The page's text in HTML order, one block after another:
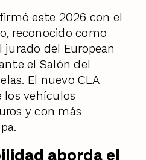
este 2026 con el
reconocido como
del European
el Salón del
El nuevo CLA
los vehículos
y con más